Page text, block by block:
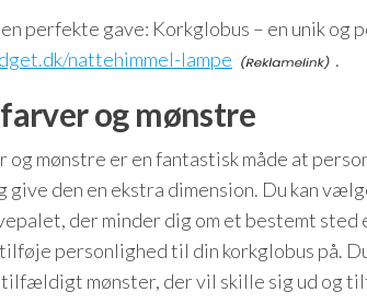
perfekte gave: Korkglobus – en unik og
nattehimmel-lampe
.
og mønstre
og mønstre er en fantastisk måde at
give den en ekstra dimension. Du kan
der minder dig om et bestemt
personlighed til din korkglobus på.
mønster, der vil skille sig ud og